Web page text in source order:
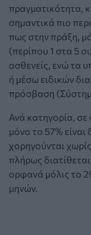
πραγματικότητα,
σημαντικά πιο
πως στην πράξη,
(περίπου 1 στα 5
ασθενείς, ενώ τα
ή μέσω ειδικών
πρόσβαση
Ανά κατηγορία, σε
μόνο το 57% είναι
χορηγούνται
πλήρως
ορφανά μόλις το
μηνών.